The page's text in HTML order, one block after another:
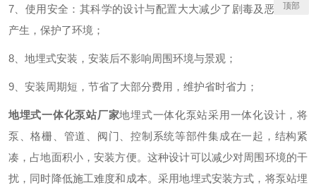
7、使用安全：其科学的设计与配置大大减少了剧毒及恶臭气体
产生，保护了环境；
8、地埋式安装，安装后不影响周围环境与景观；
9、安装周期短，节省了大部分费用，维护省时省力；
地埋式一体化泵站厂家地埋式一体化泵站采用一体化设计，将
泵、格栅、管道、阀门、控制系统等部件集成在一起，结构紧
凑，占地面积小，安装方便。这种设计可以减少对周围环境的干
扰，同时降低施工难度和成本。采用地埋式安装方式，将泵站埋
顶部